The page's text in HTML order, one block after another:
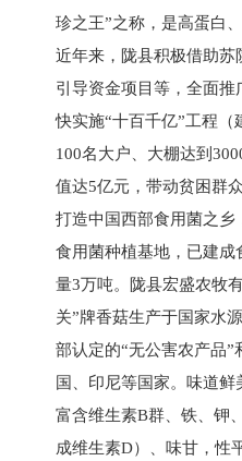
珍之王”之称，是高蛋白
近年来，陇县积极借助苏
引导资金项目等，全面推
快实施“十百千亿”工程（
100名大户、大棚达到
值达5亿元，带动贫困群
打造中国西部食用菌之乡
食用菌种植基地，已建成
量3万吨。陇县宏盛农牧
关”牌香菇生产于国家水
部认定的“无公害农产品”
国、印尼等国家。味道鲜
富含维生素B群、铁、钾
成维生素D）、味甘，性